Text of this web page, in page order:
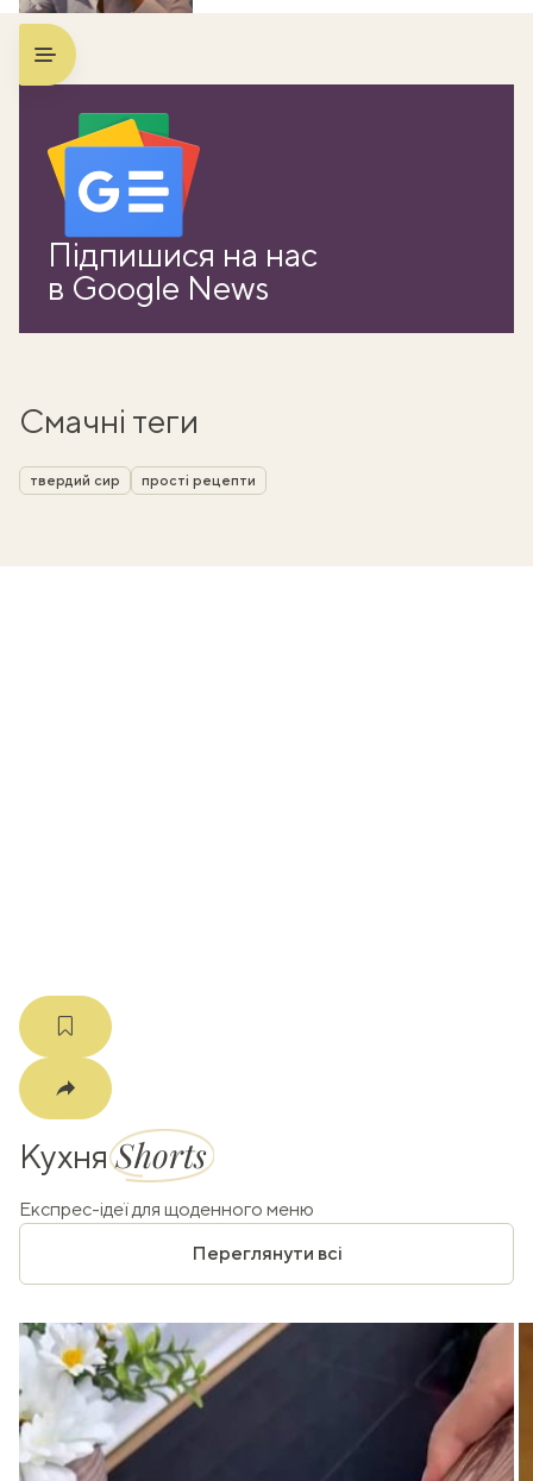
Підпишися на нас
в Google News
Смачні теги
твердий сир прості рецепти
КухняShorts
Експрес-ідеї для щоденного меню
Переглянути всі